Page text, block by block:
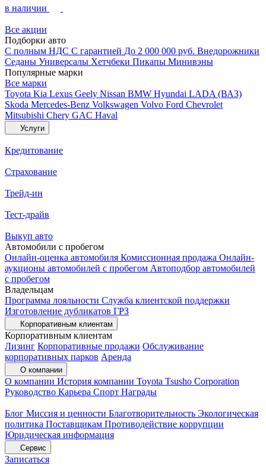
в наличии
Все акции
Подборки авто
С полным НДС С гарантией До 2 000 000 руб. Внедорожники
Седаны Универсалы Хетчбеки Пикапы Минивэны
Популярные марки
Все марки
Toyota Kia Lexus Geely Nissan BMW Hyundai LADA (ВАЗ)
Skoda Mercedes-Benz Volkswagen Volvo Ford Chevrolet
Mitsubishi Chery GAC Haval
Услуги
Кредитование
Страхование
Трейд-ин
Тест-драйв
Выкуп авто
Автомобили с пробегом
Онлайн-оценка автомобиля Комиссионная продажа Онлайн-
аукционы автомобилей с пробегом Автоподбор автомобилей
с пробегом
Владельцам
Программа лояльности Служба клиентской поддержки
Изготовление дубликатов ГРЗ
Корпоративным клиентам
Корпоративным клиентам
Лизинг Корпоративные продажи Обслуживание
корпоративных парков Аренда
О компании
О компании История компании Toyota Tsusho Corporation
Руководство Карьера Спорт Награды
Блог Миссия и ценности Благотворительность Экологическая
политика Поставщикам Противодействие коррупции
Юридическая информация
Сервис
Записаться